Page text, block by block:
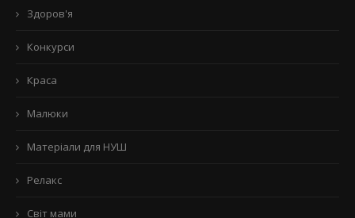
Здоров'я
Конкурси
Краса
Малюки
Матеріали для НУШ
Релакс
Світ мами